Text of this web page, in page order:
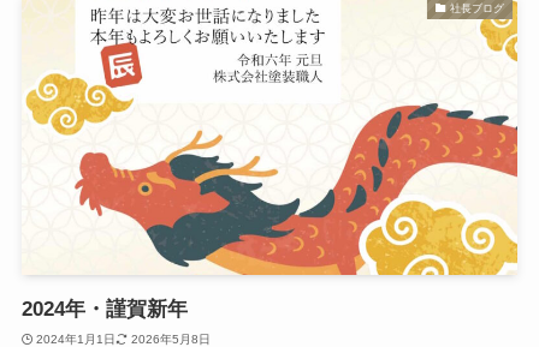
社長ブログ
2024年・謹賀新年
2024年1月1日 2026年5月8日